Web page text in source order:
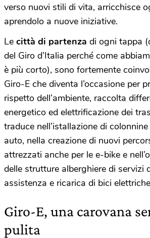
verso nuovi stili di vita, arricchisce
aprendolo a nuove iniziative.
Le città di partenza di ogni tappa
del Giro d’Italia perché come
è più corto), sono fortemente
Giro-E che diventa l’occasione per
rispetto dell’ambiente, raccolta
energetico ed elettrificazione dei
traduce nell’istallazione di
auto, nella creazione di nuovi
attrezzati anche per le e-bike e
delle strutture alberghiere di servizi
assistenza e ricarica di bici
Giro-E, una carovana
pulita